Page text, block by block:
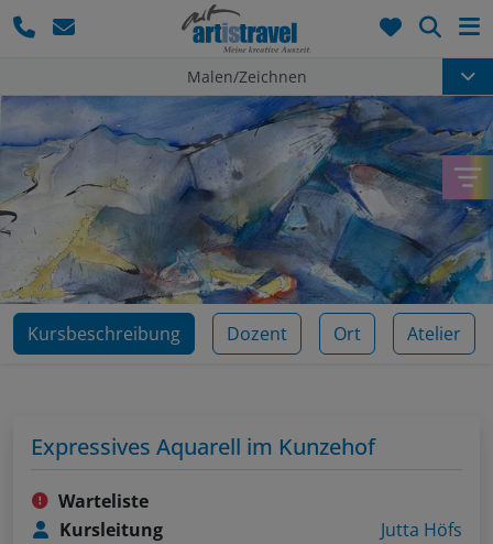
Malen/Zeichnen
Kursbeschreibung Dozent Ort Atelier
Expressives Aquarell im Kunzehof
Warteliste
Kursleitung
Jutta Höfs